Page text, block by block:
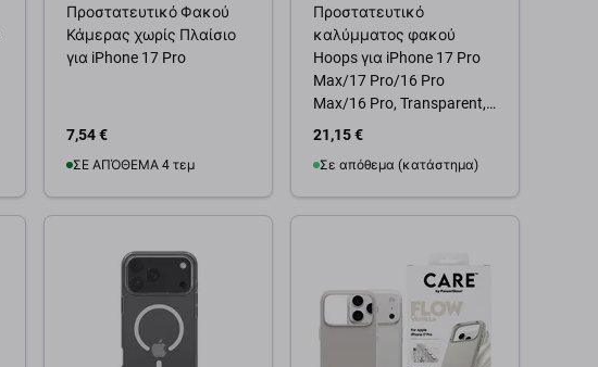
Προστατευτικό Φακού
Κάμερας χωρίς Πλαίσιο
για iPhone 17 Pro
7,54 €
ΣΕ ΑΠΌΘΕΜΑ 4 τεμ
Προστατευτικό
καλύμματος φακού
Hoops για iPhone 17 Pro
Max/17 Pro/16 Pro
Max/16 Pro, Transparent,
PanzerGlass
21,15 €
Σε απόθεμα (κατάστημα)